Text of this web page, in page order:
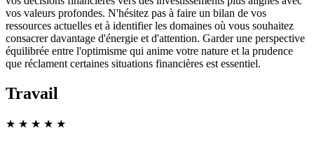
vos valeurs profondes. N'hésitez pas à faire un bilan de vos
ressources actuelles et à identifier les domaines où vous souhaitez
consacrer davantage d'énergie et d'attention. Garder une perspective
équilibrée entre l'optimisme qui anime votre nature et la prudence
que réclament certaines situations financières est essentiel.
Travail
★ ★ ★ ★ ★